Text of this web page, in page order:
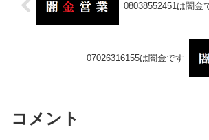
08038552451は闇金
07026316155は闇金です
コメント